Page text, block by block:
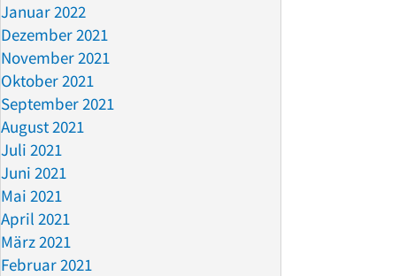
Januar 2022
Dezember 2021
November 2021
Oktober 2021
September 2021
August 2021
Juli 2021
Juni 2021
Mai 2021
April 2021
März 2021
Februar 2021